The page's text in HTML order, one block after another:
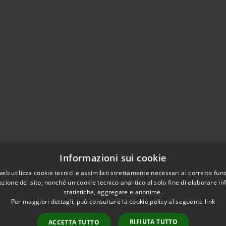
Informazioni sui cookie
utilizza cookie tecnici e assimilati strettamente necessari al corretto
del sito, nonché un cookie tecnico analitico al solo fine di elaborare
statistiche, aggregate e anonime.
Per maggiori dettagli, può consultare la cookie policy al seguente link
ACCETTA TUTTO RIFIUTA TUTTO